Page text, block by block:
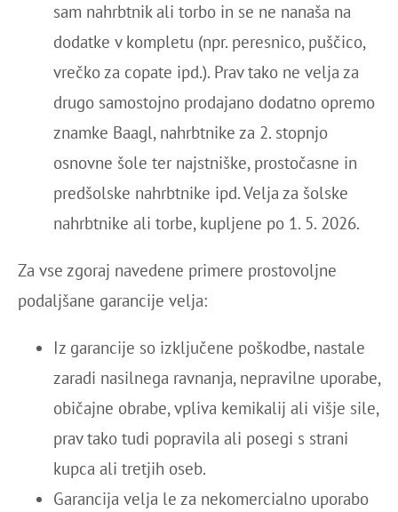
sam nahrbtnik ali torbo in se ne nanaša na
dodatke v kompletu (npr. peresnico, puščico,
vrečko za copate ipd.). Prav tako ne velja za
drugo samostojno prodajano dodatno opremo
znamke Baagl, nahrbtnike za 2. stopnjo
osnovne šole ter najstniške, prostočasne in
predšolske nahrbtnike ipd. Velja za šolske
nahrbtnike ali torbe, kupljene po 1. 5. 2026.
Za vse zgoraj navedene primere prostovoljne
podaljšane garancije velja:
Iz garancije so izključene poškodbe, nastale
zaradi nasilnega ravnanja, nepravilne uporabe,
običajne obrabe, vpliva kemikalij ali višje sile,
prav tako tudi popravila ali posegi s strani
kupca ali tretjih oseb.
Garancija velja le za nekomercialno uporabo